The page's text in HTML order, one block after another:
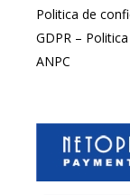
Politica de
GDPR –
ANPC